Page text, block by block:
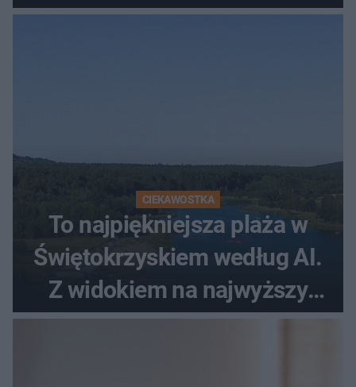
promenada
CIEKAWOSTKA
To najpiękniejsza plaża w
Świętokrzyskiem według AI.
Z widokiem na najwyższy
szczyt Gór Świętokrzyskich